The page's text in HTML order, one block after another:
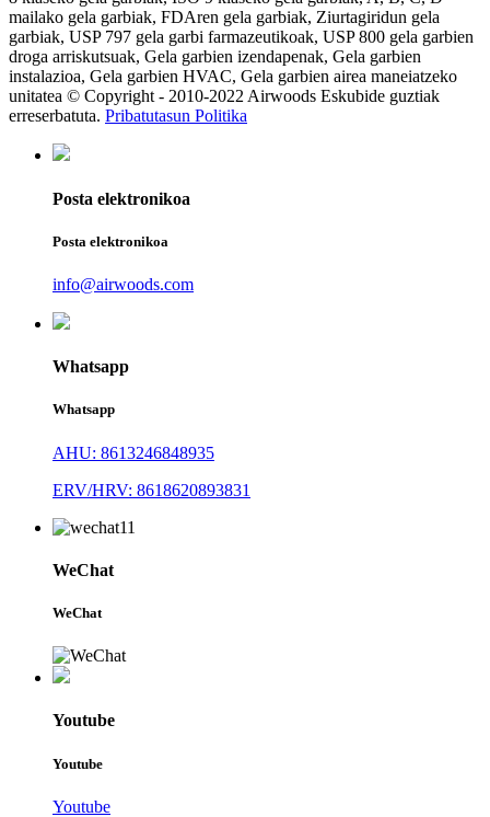
mailako gela garbiak, FDAren gela garbiak, Ziurtagiridun gela
garbiak, USP 797 gela garbi farmazeutikoak, USP 800 gela garbien
droga arriskutsuak, Gela garbien izendapenak, Gela garbien
instalazioa, Gela garbien HVAC, Gela garbien airea maneiatzeko
unitatea © Copyright - 2010-2022 Airwoods Eskubide guztiak
erreserbatuta. Pribatutasun Politika
Posta elektronikoa
Posta elektronikoa
info@airwoods.com
Whatsapp
Whatsapp
AHU: 8613246848935
ERV/HRV: 8618620893831
WeChat
WeChat
Youtube
Youtube
Youtube